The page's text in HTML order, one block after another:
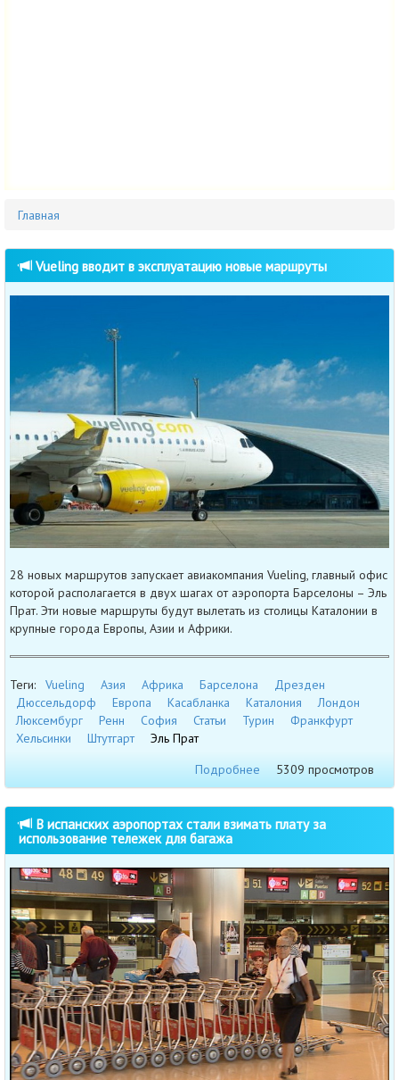
Главная
Vueling вводит в эксплуатацию новые маршруты
28 новых маршрутов запускает авиакомпания Vueling, главный офис
которой располагается в двух шагах от аэропорта Барселоны – Эль
Прат. Эти новые маршруты будут вылетать из столицы Каталонии в
крупные города Европы, Азии и Африки.
Теги: Vueling Азия Африка Барселона
Дрезден
Дюссельдорф
Европа Касабланка Каталония
Лондон
Люксембург
Ренн София Статьи Турин
Франкфурт
Хельсинки
Штутгарт
Эль Прат
Подробнее
5309 просмотров
В испанских аэропортах стали взимать плату за
использование тележек для багажа